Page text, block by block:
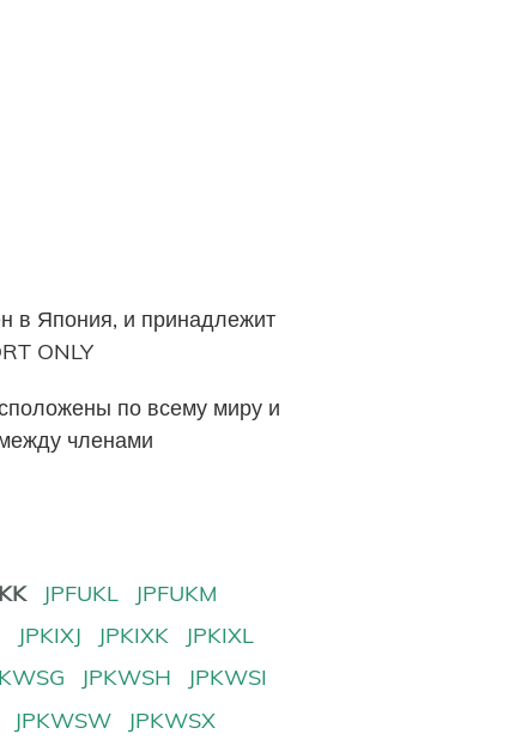
в Япония, и принадлежит
ONLY
по всему миру и
членами
JPFUKL
JPFUKM
JPKIXJ JPKIXK
JPKIXL
JPKWSH
JPKWSI
JPKWSW
JPKWSX